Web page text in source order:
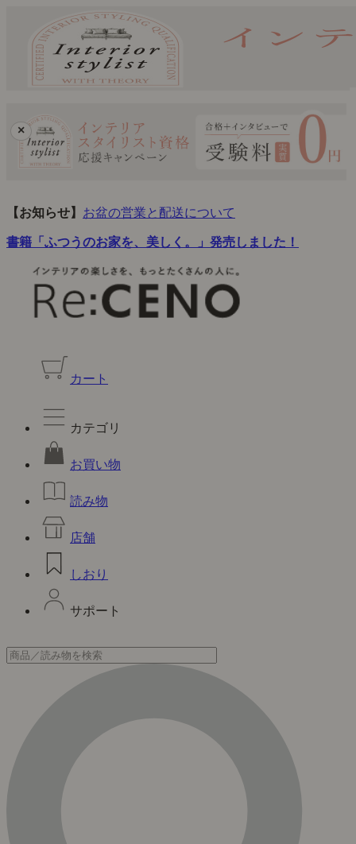
×
【お知らせ】 お盆の営業と配送について
書籍「ふつうのお家を、美しく。」発売しました！
カート
カテゴリ
お買い物
読み物
店舗
しおり
サポート